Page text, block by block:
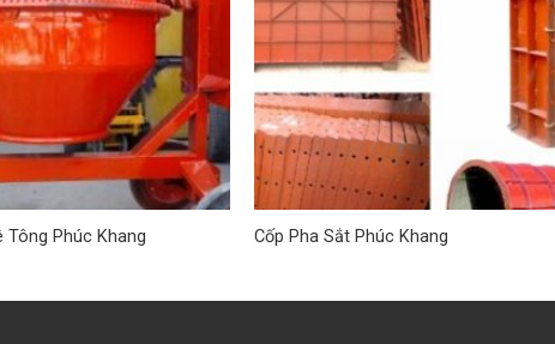
Tông Phúc Khang Cốp Pha Sắt Phúc Khang